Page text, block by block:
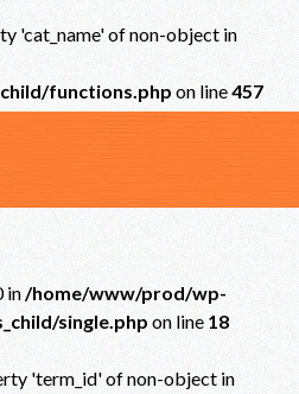
'cat_name' of non-object in
functions.php on line457
in/home/www/prod/wp-
single.php on line 18
'term_id' of non-object in